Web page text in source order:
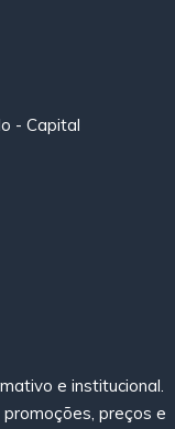
- Capital
e institucional.
preços e